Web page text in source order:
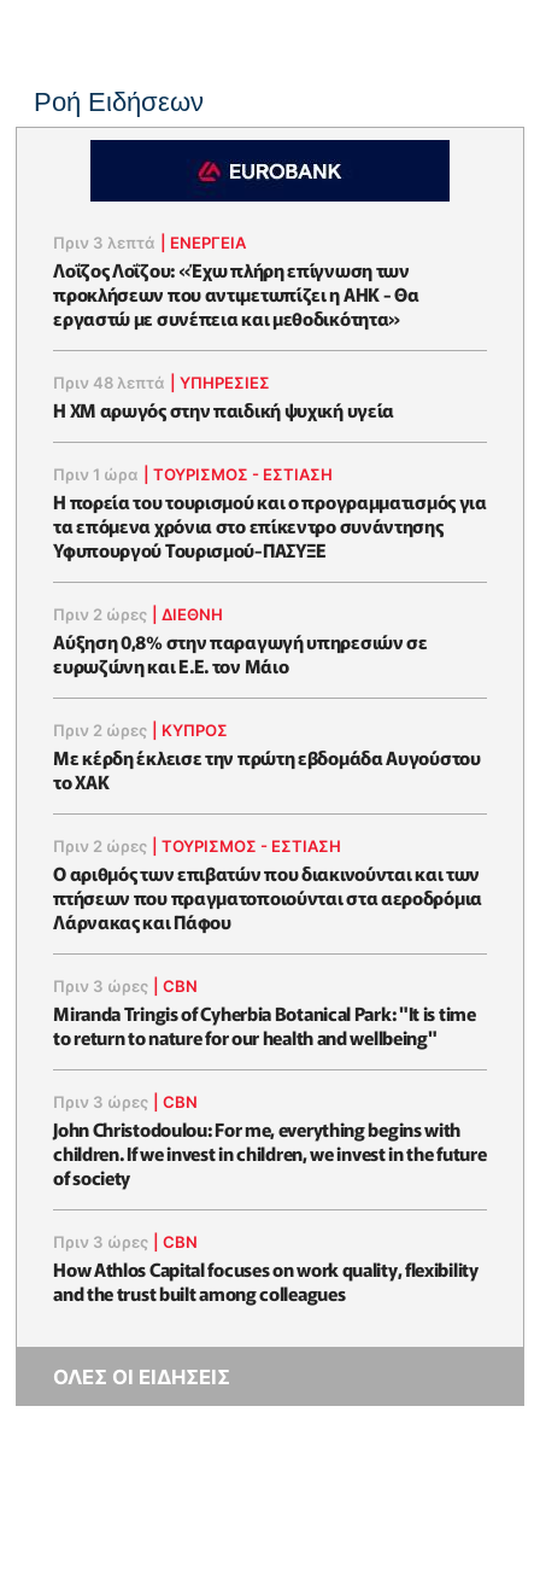
Ροή Ειδήσεων
Πριν 3 λεπτά ΕΝΈΡΓΕΙΑ
Λοΐζος Λοΐζου: «Έχω πλήρη επίγνωση των
προκλήσεων που αντιμετωπίζει η ΑΗΚ - Θα
εργαστώ με συνέπεια και μεθοδικότητα»
Πριν 48 λεπτά |ΥΠΗΡΕΣΙΕΣ
Η XM αρωγός στην παιδική ψυχική υγεία
Πριν 1 ώρα |ΤΟΥΡΙΣΜΟΣ - ΕΣΤΙΑΣΗ
Η πορεία του τουρισμού και ο προγραμματισμός για
τα επόμενα χρόνια στο επίκεντρο συνάντησης
Υφυπουργού Τουρισμού-ΠΑΣΥΞΕ
Πριν 2 ώρες |ΔΙΕΘΝΗ
Αύξηση 0,8% στην παραγωγή υπηρεσιών σε
ευρωζώνη και Ε.Ε. τον Μάιο
Πριν 2 ώρες ΚΥΠΡΟΣ
Με κέρδη έκλεισε την πρώτη εβδομάδα Αυγούστου
το ΧΑΚ
Πριν 2 ώρες |ΤΟΥΡΙΣΜΟΣ - ΕΣΤΙΑΣΗ
Ο αριθμός των επιβατών που διακινούνται και των
πτήσεων που πραγματοποιούνται στα αεροδρόμια
Λάρνακας και Πάφου
Πριν 3 ώρες |CBN
Miranda Tringis of Cyherbia Botanical Park: "It is time
to return to nature for our health and wellbeing"
Πριν 3 ώρες |CBN
John Christodoulou: For me, everything begins with
children. If we invest in children, we invest in the future
of society
Πριν 3 ώρες |CBN
How Athlos Capital focuses on work quality, flexibility
and the trust built among colleagues
ΟΛΕΣ ΟΙ ΕΙΔΗΣΕΙΣ